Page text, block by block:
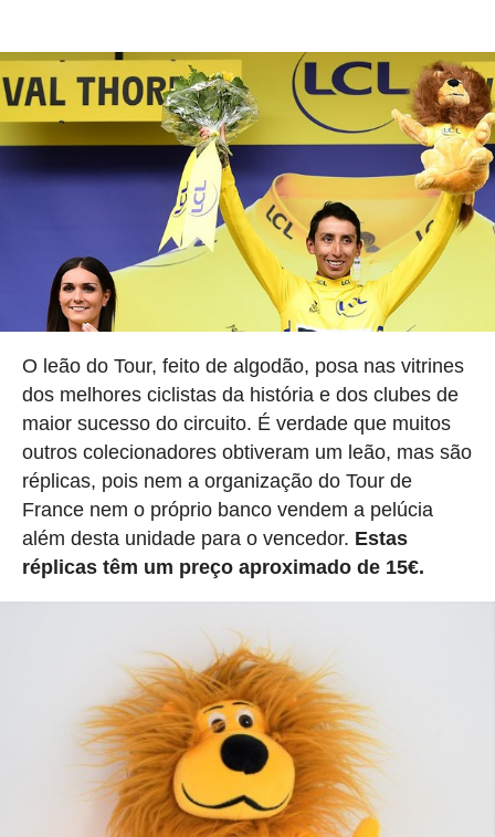
O leão do Tour, feito de algodão, posa nas vitrines
dos melhores ciclistas da história e dos clubes de
maior sucesso do circuito. É verdade que muitos
outros colecionadores obtiveram um leão, mas são
réplicas, pois nem a organização do Tour de
France nem o próprio banco vendem a pelúcia
além desta unidade para o vencedor. Estas
réplicas têm um preço aproximado de 15€.